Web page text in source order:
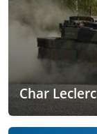
Char Leclerc